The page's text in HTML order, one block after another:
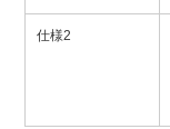
仕様2